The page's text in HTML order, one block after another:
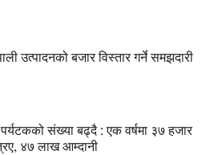
उत्पादनको बजार विस्तार गर्ने समझदारी
पर्यटकको संख्या बढ्दै : एक वर्षमा ३७ हजार
४७ लाख आम्दानी